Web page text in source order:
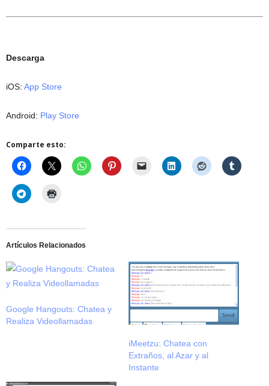
Descarga
iOS: App Store
Android: Play Store
Comparte esto:
Artículos Relacionados
Google Hangouts: Chatea y
Realiza Videollamadas
iMeetzu: Chatea con
Extraños, al Azar y al
Instante